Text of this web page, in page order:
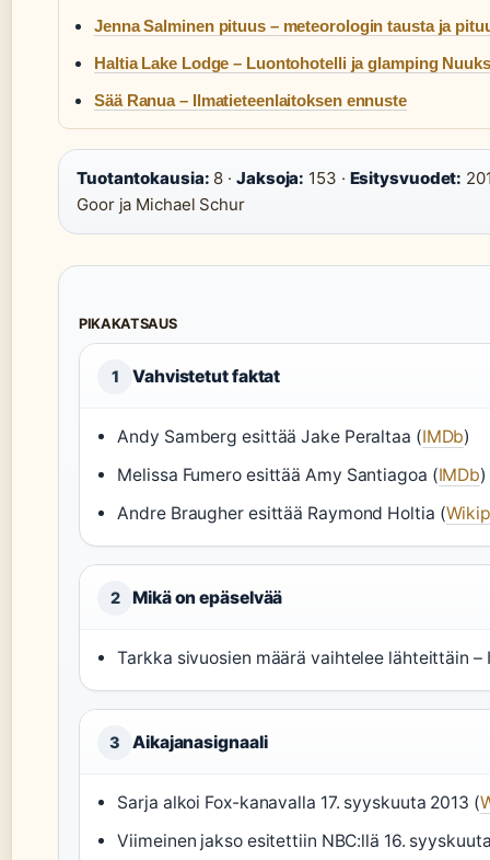
Jenna Salminen pituus – meteorologin tausta ja
Haltia Lake Lodge – Luontohotelli ja glamping
Sää Ranua – Ilmatieteenlaitoksen ennuste
Tuotantokausia: 8 · Jaksoja: 153 · Esitysvuodet:
Goor ja Michael Schur
PIKAKATSAUS
1 Vahvistetut faktat
Andy Samberg esittää Jake Peraltaa (IMDb)
Melissa Fumero esittää Amy Santiagoa (IMDb)
Andre Braugher esittää Raymond Holtia (
2 Mikä on epäselvää
Tarkka sivuosien määrä vaihtelee lähteittäin
3 Aikajanasignaali
Sarja alkoi Fox-kanavalla 17. syyskuuta 2013 (
Viimeinen jakso esitettiin NBC:llä 16.